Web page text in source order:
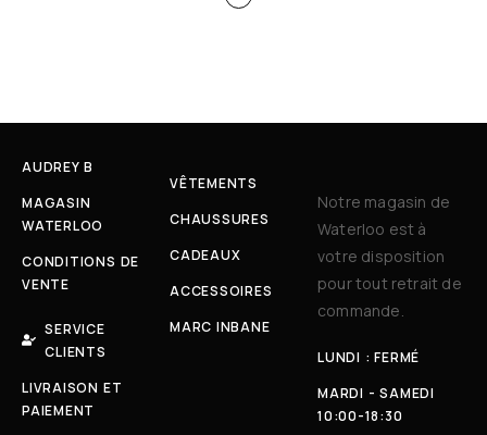
AUDREY B
MAGASIN
WATERLOO
CONDITIONS DE
VENTE
SERVICE
CLIENTS
LIVRAISON ET
PAIEMENT
VÊTEMENTS
CHAUSSURES
CADEAUX
ACCESSOIRES
MARC INBANE
Notre magasin de
Waterloo est à
votre disposition
pour tout retrait de
commande.
LUNDI : FERMÉ
MARDI - SAMEDI
10:00-18:30